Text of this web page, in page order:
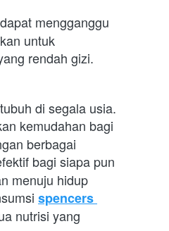
mengganggu
untuk
rendah gizi.
di segala usia.
kemudahan bagi
berbagai
bagi siapa pun
menuju hidup
spencers
nutrisi yang